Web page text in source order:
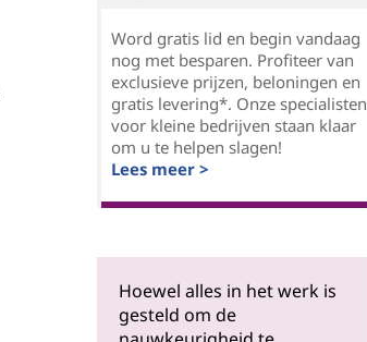
Word gratis lid en begin vandaag
nog met besparen. Profiteer van
exclusieve prijzen, beloningen en
gratis levering*. Onze specialisten
voor kleine bedrijven staan klaar
om u te helpen slagen!
Lees meer >
Hoewel alles in het werk is
gesteld om de